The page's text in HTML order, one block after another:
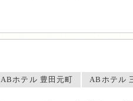
ABホテル 豊田元町 ABホテル